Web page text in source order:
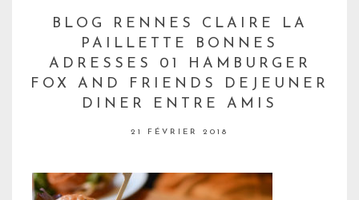
BLOG RENNES CLAIRE LA
PAILLETTE BONNES
ADRESSES 01 HAMBURGER
FOX AND FRIENDS DEJEUNER
DINER ENTRE AMIS
21 FÉVRIER 2018